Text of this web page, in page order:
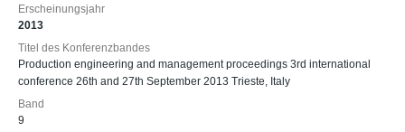
Erscheinungsjahr
2013
Titel des Konferenzbandes
Production engineering and management proceedings 3rd international
conference 26th and 27th September 2013 Trieste, Italy
Band
9